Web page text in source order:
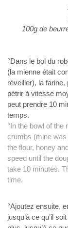
100g de
°Dans le bol du
(la mienne était
réveiller), la
pétrir à vitesse
peut prendre 10
temps.
°In the bowl of the
crumbs (mine was
the flour, honey
speed until the
take 10 minutes.
time.
°Ajoutez ensuite,
jusqu’à ce qu’il